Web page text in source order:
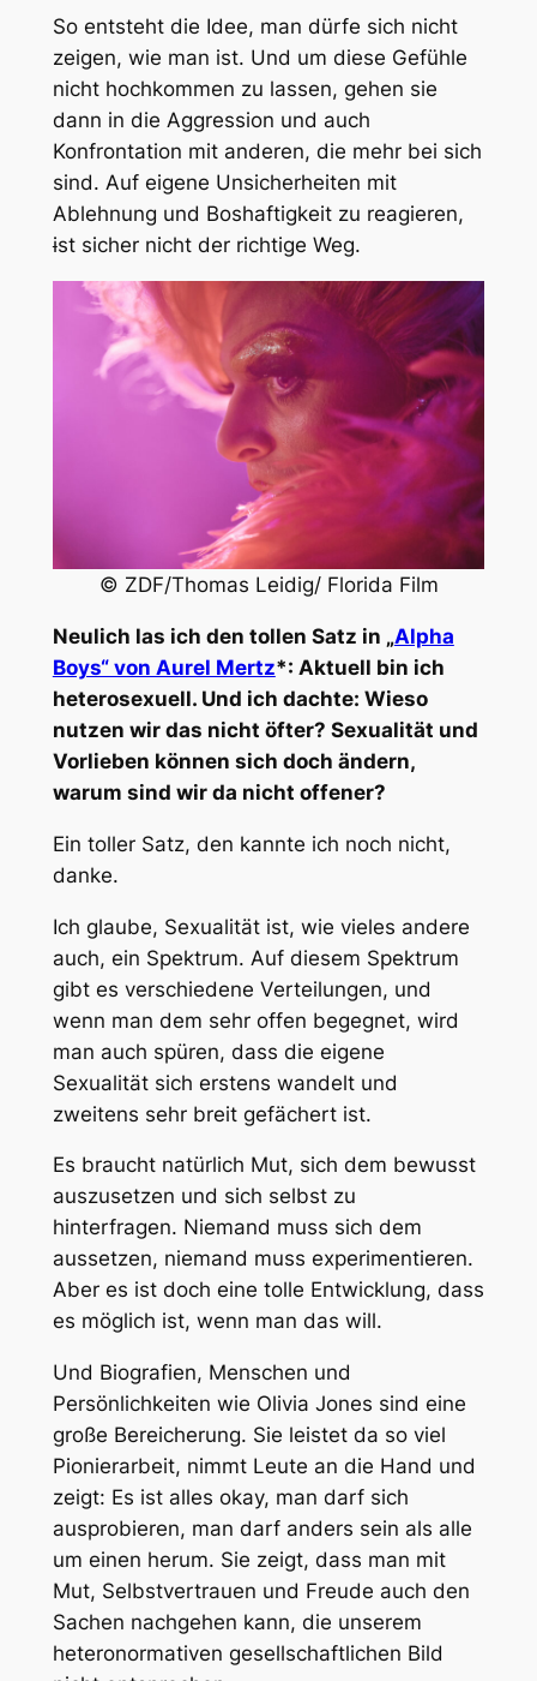
So entsteht die Idee, man dürfe sich nicht
zeigen, wie man ist. Und um diese Gefühle
nicht hochkommen zu lassen, gehen sie
dann in die Aggression und auch
Konfrontation mit anderen, die mehr bei sich
sind. Auf eigene Unsicherheiten mit
Ablehnung und Boshaftigkeit zu reagieren,
ist sicher nicht der richtige Weg.
© ZDF/Thomas Leidig/ Florida Film
Neulich las ich den tollen Satz in „Alpha
Boys“ von Aurel Mertz*: Aktuell bin ich
heterosexuell. Und ich dachte: Wieso
nutzen wir das nicht öfter? Sexualität und
Vorlieben können sich doch ändern,
warum sind wir da nicht offener?
Ein toller Satz, den kannte ich noch nicht,
danke.
Ich glaube, Sexualität ist, wie vieles andere
auch, ein Spektrum. Auf diesem Spektrum
gibt es verschiedene Verteilungen, und
wenn man dem sehr offen begegnet, wird
man auch spüren, dass die eigene
Sexualität sich erstens wandelt und
zweitens sehr breit gefächert ist.
Es braucht natürlich Mut, sich dem bewusst
auszusetzen und sich selbst zu
hinterfragen. Niemand muss sich dem
aussetzen, niemand muss experimentieren.
Aber es ist doch eine tolle Entwicklung, dass
es möglich ist, wenn man das will.
Und Biografien, Menschen und
Persönlichkeiten wie Olivia Jones sind eine
große Bereicherung. Sie leistet da so viel
Pionierarbeit, nimmt Leute an die Hand und
zeigt: Es ist alles okay, man darf sich
ausprobieren, man darf anders sein als alle
um einen herum. Sie zeigt, dass man mit
Mut, Selbstvertrauen und Freude auch den
Sachen nachgehen kann, die unserem
heteronormativen gesellschaftlichen Bild